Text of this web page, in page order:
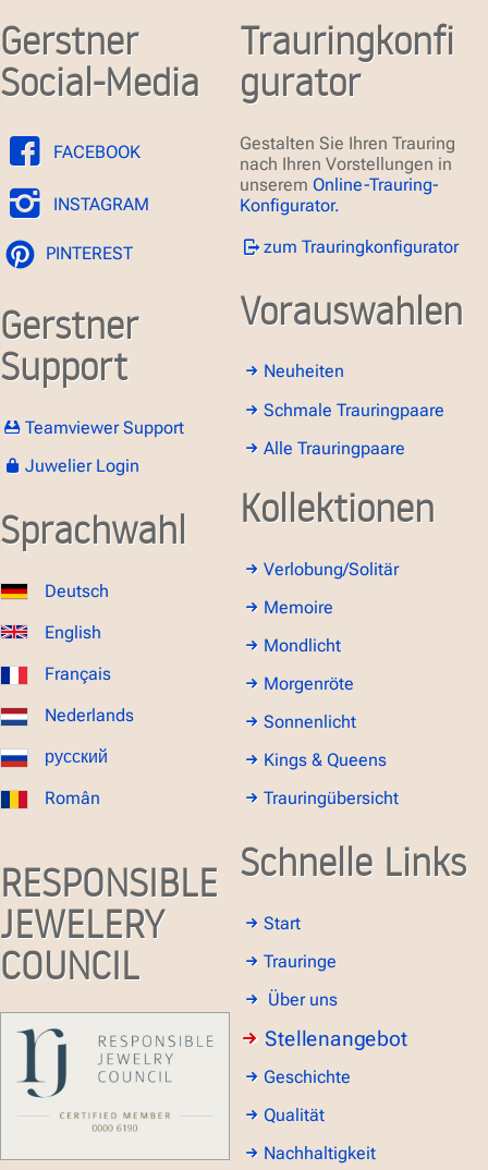
Gerstner
Social-Media
FACEBOOK
INSTAGRAM
PINTEREST
Gerstner
Support
Teamviewer Support
Juwelier Login
Sprachwahl
Deutsch
English
Français
Nederlands
русский
Român
RESPONSIBLE
JEWELERY
COUNCIL
Trauringkonfi
gurator
Gestalten Sie Ihren Trauring
nach Ihren Vorstellungen in
unserem Online-Trauring-
Konfigurator.
zum Trauringkonfigurator
Vorauswahlen
Neuheiten
Schmale Trauringpaare
Alle Trauringpaare
Kollektionen
Verlobung/Solitär
Memoire
Mondlicht
Morgenröte
Sonnenlicht
Kings & Queens
Trauringübersicht
Schnelle Links
Start
Trauringe
Über uns
Stellenangebot
Geschichte
Qualität
Nachhaltigkeit